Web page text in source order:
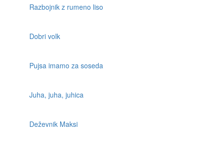
Razbojnik z rumeno liso
Dobri volk
Pujsa imamo za soseda
Juha, juha, juhica
Deževnik Maksi